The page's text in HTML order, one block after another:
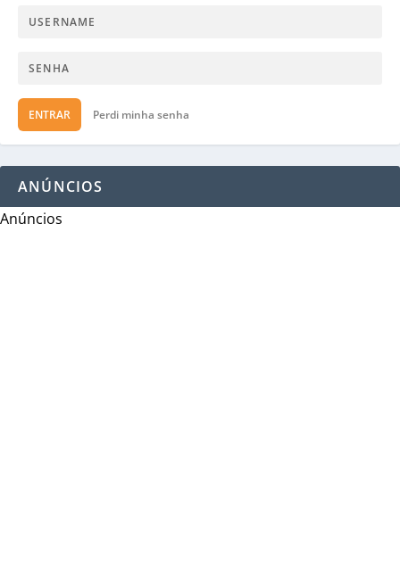
ENTRAR Perdi minha senha
ANÚNCIOS
Anúncios